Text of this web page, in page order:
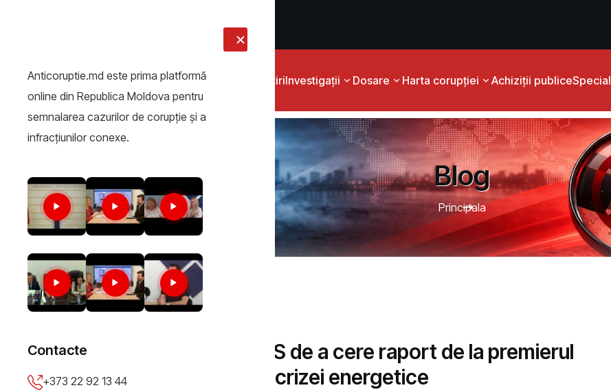
ȘtiriInvestigații Dosare Harta corupției Achiziții publiceSpecial
Anticoruptie.md este prima platformă
online din Republica Moldova pentru
semnalarea cazurilor de corupţie şi a
infracţiunilor conexe.
Contacte
+373 22 92 13 44
Blog
Principala
Ce denotă refuzul PAS de a cere raport de la premierul
Gavrilița pe marginea crizei energetice